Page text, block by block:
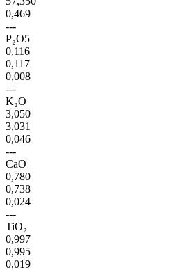
0,469
---
P₂O5
0,116
0,117
0,008
---
K₂O
3,050
3,031
0,046
---
CaO
0,780
0,738
0,024
---
TiO₂
0,997
0,995
0,019